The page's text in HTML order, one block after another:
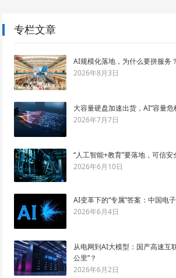
专栏文章
AI规模化落地，为什么要拼服务？
2026年8月3日
大容量硬盘加速出货，AI“容量危
2026年7月7日
“人工智能+教育”要落地，可信
2026年6月10日
AI变革下的“专属”答案：中国电
2026年6月4日
从电网到AI大模型：国产高速互
公里”？
2026年6月2日